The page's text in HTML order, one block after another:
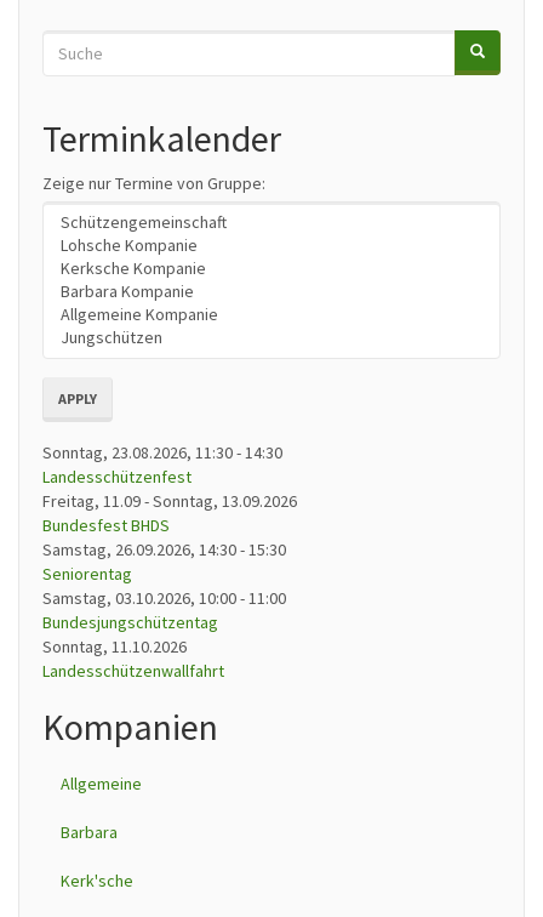
Search
SUCHE
Terminkalender
Zeige nur Termine von Gruppe:
APPLY
Sonntag, 23.08.2026, 11:30-14:30
Landesschützenfest
Freitag, 11.09-Sonntag, 13.09.2026
Bundesfest BHDS
Samstag, 26.09.2026, 14:30-15:30
Seniorentag
Samstag, 03.10.2026, 10:00-11:00
Bundesjungschützentag
Sonntag, 11.10.2026
Landesschützenwallfahrt
Kompanien
Allgemeine
Barbara
Kerk'sche